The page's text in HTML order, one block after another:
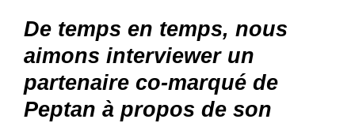
De temps en temps, nous
aimons interviewer un
partenaire co-marqué de
Peptan à propos de son